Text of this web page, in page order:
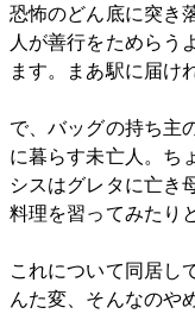
恐怖のどん底に突き
人が善行をためらう
ます。まあ駅に届け
で、バッグの持ち主
に暮らす未亡人。ち
シスはグレタに亡き
料理を習ってみたり
これについて同居し
んた変、そんなのや